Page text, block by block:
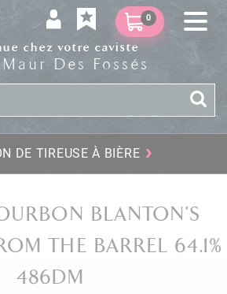
0
chez votre caviste
Des Fossés
DE TIREUSE À BIÈRE ›
BLANTON'S
THE BARREL 64.1%
486DM